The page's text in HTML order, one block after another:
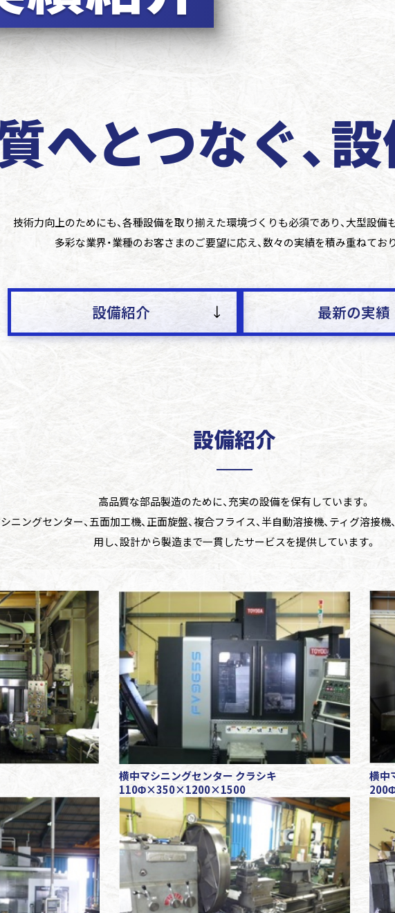
へとつなぐ、
技術力向上のためにも、各種設備を取り揃えた環境づくりも必須であり、大型設備
多彩な業界・業種のお客さまのご要望に応え、数々の実績を積み重ねてお
設備紹介 最新の実績
設備紹介
高品質な部品製造のために、充実の設備を保有しています。
ニングセンター、五面加工機、正面旋盤、複合フライス、半自動溶接機、ティグ溶接機
用し、設計から製造まで一貫したサービスを提供しています。
横中マシニングセンター クラシキ
110Φ×350×1200×1500
横中